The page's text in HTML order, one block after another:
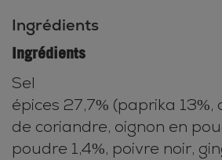
Ingrédients
Ingrédients
Sel
épices 27,7% (paprika
de coriandre, oignon en
poudre 1,4%, poivre noir,